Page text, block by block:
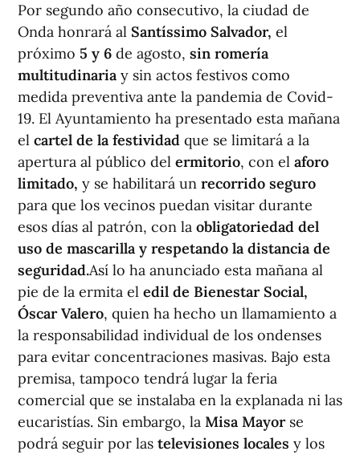
Por segundo año consecutivo, la ciudad de
Onda honrará al Santíssimo Salvador, el
próximo 5 y 6 de agosto, sin romería
multitudinaria y sin actos festivos como
medida preventiva ante la pandemia de Covid-
19. El Ayuntamiento ha presentado esta mañana
el cartel de la festividad que se limitará a la
apertura al público del ermitorio, con el aforo
limitado, y se habilitará un recorrido seguro
para que los vecinos puedan visitar durante
esos días al patrón, con la obligatoriedad del
uso de mascarilla y respetando la distancia de
seguridad.Así lo ha anunciado esta mañana al
pie de la ermita el edil de Bienestar Social,
Óscar Valero, quien ha hecho un llamamiento a
la responsabilidad individual de los ondenses
para evitar concentraciones masivas. Bajo esta
premisa, tampoco tendrá lugar la feria
comercial que se instalaba en la explanada ni las
eucaristías. Sin embargo, la Misa Mayorse
podrá seguir por las televisiones locales y los